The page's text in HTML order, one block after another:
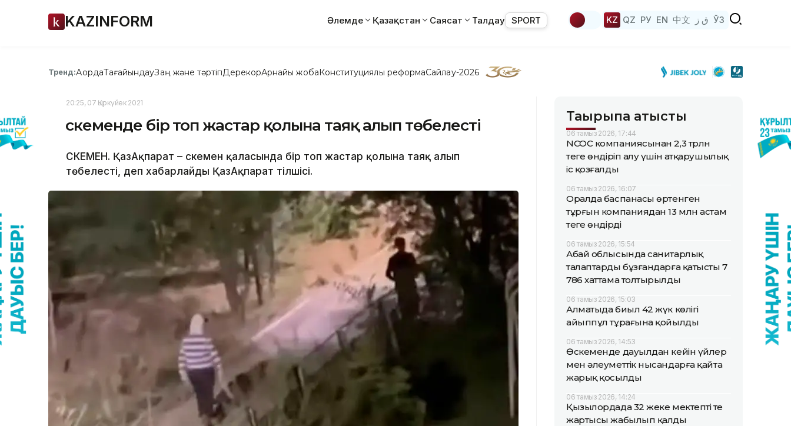
KAZINFORM Әлемде Қазақстан Саясат Талдау SPORT KZ QZ РУ EN 中文 ق ز ЎЗ
Тренд:АқордаТағайындауЗаң және тәртіпДерекқорАрнайы жобаКонституциялық реформаСайлау-2026
20:25, 07 Қыркүйек 2021
Өскеменде бір топ жастар қолына таяқ алып төбелесті
ӨСКЕМЕН. ҚазАқпарат – Өскемен қаласында бір топ жастар қолына таяқ алып
төбелесті, деп хабарлайды ҚазАқпарат тілшісі.
Тақырыпқа қатысты
06 тамыз 2026, 17:44
NCOC компаниясынан 2,3 трлн
теңге өндіріп алу үшін атқарушылық
іс қозғалды
06 тамыз 2026, 16:07
Оралда баспанасы өртенген
тұрғын компаниядан 13 млн астам
теңге өндірді
06 тамыз 2026, 15:54
Абай облысында санитарлық
талаптарды бұзғандарға қатысты 7
786 хаттама толтырылды
06 тамыз 2026, 15:03
Алматыда биыл 42 жүк көлігі
айыппұл тұрағына қойылды
06 тамыз 2026, 14:53
Өскеменде дауылдан кейін үйлер
мен әлеуметтік нысандарға қайта
жарық қосылды
06 тамыз 2026, 14:24
Қызылордада 32 жеке мектептің тең
жартысы жабылып қалды